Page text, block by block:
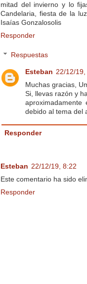
mitad del invierno y lo
Candelaria, fiesta de la
Isaías Gonzalosolis
Responder
Respuestas
Esteban 22/12/19,
Muchas gracias,
Si, llevas razón y
debido al tema del
Responder
Esteban 22/12/19, 8:22
Este comentario ha sido
Responder